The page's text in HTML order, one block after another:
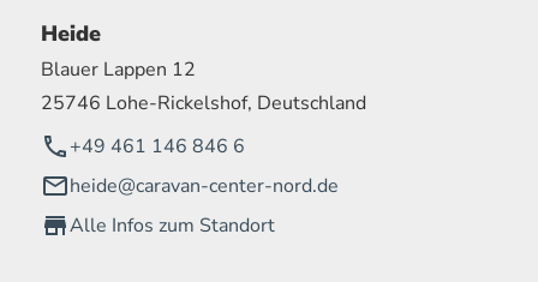
Heide
Blauer Lappen 12
25746 Lohe-Rickelshof, Deutschland
+49 461 146 846 6
heide@caravan-center-nord.de
Alle Infos zum Standort